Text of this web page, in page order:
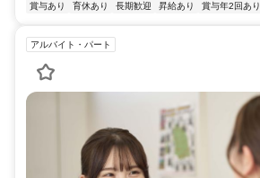
賞与あり
育休あり 長期歓迎 昇給あり 賞与年2回あり
アルバイト・パート